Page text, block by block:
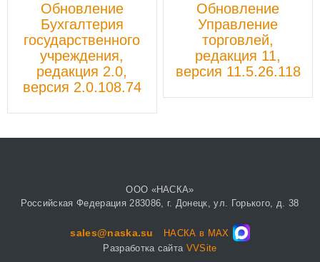
навигации
Обновление
Бухгалтерия
государственного
учреждения,
редакция 2.0,
версия 2.0.108.74
Обновление
Управление
торговлей,
редакция 11,
версия 11.5.26.118
ООО «НАСКА»
Российская Федерация 283086, г. Донецк, ул. Горького, д. 38
sales@naska.su
НАСКА в MAX
Разработка сайта VVSite